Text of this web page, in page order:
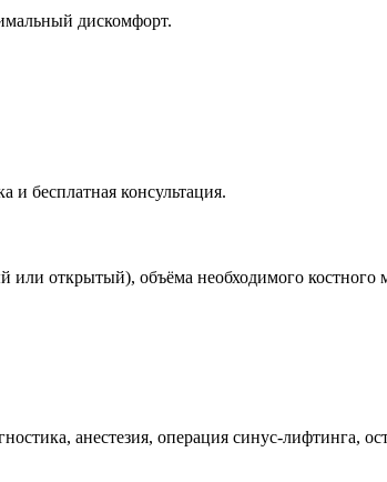
дискомфорт.
и бесплатная консультация.
открытый), объёма необходимого костного
анестезия, операция синус-лифтинга,